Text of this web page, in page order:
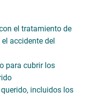
el tratamiento de
accidente del
para cubrir los
incluidos los